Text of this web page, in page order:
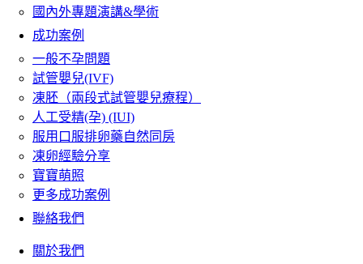
國內外專題演講&學術
成功案例
一般不孕問題
試管嬰兒(IVF)
凍胚（兩段式試管嬰兒療程）
人工受精(孕) (IUI)
服用口服排卵藥自然同房
凍卵經驗分享
寶寶萌照
更多成功案例
聯絡我們
關於我們